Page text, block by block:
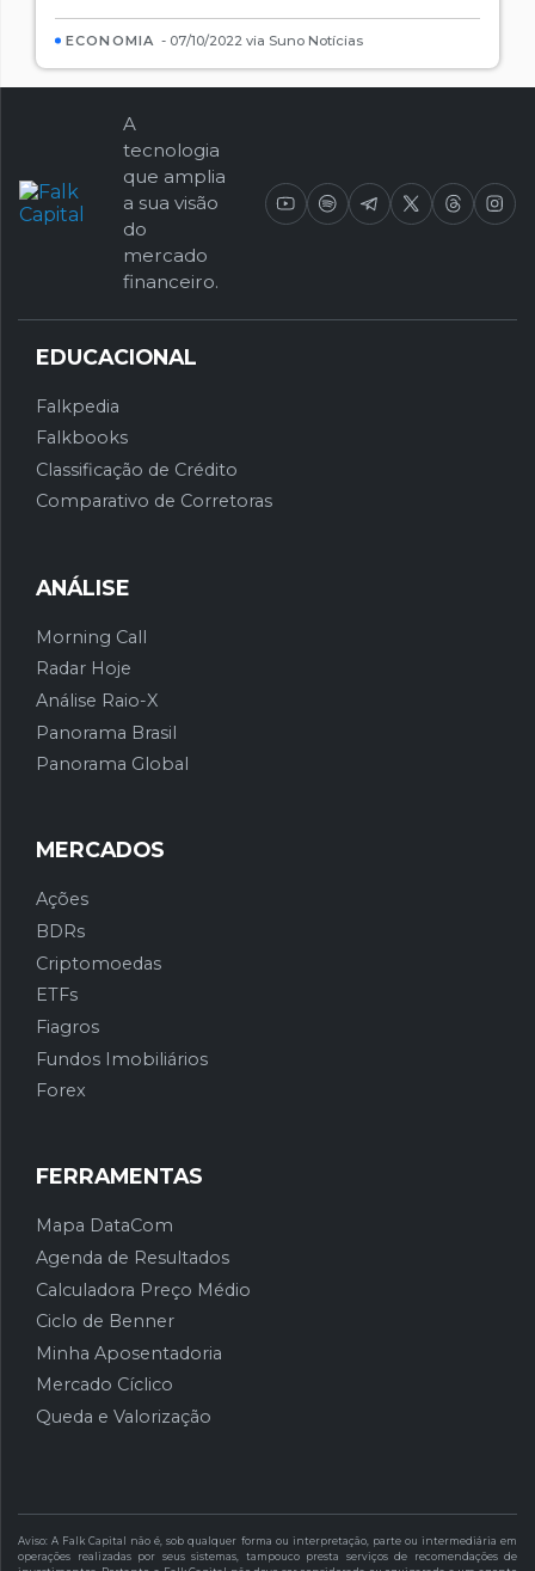
ECONOMIA - 07/10/2022 via Suno Notícias
A
tecnologia
que amplia
a sua visão
do
mercado
financeiro.
EDUCACIONAL
Falkpedia
Falkbooks
Classificação de Crédito
Comparativo de Corretoras
ANÁLISE
Morning Call
Radar Hoje
Análise Raio-X
Panorama Brasil
Panorama Global
MERCADOS
Ações
BDRs
Criptomoedas
ETFs
Fiagros
Fundos Imobiliários
Forex
FERRAMENTAS
Mapa DataCom
Agenda de Resultados
Calculadora Preço Médio
Ciclo de Benner
Minha Aposentadoria
Mercado Cíclico
Queda e Valorização
Aviso: A Falk Capital não é, sob qualquer forma ou interpretação, parte ou intermediária em
operações realizadas por seus sistemas, tampouco presta serviços de recomendações de